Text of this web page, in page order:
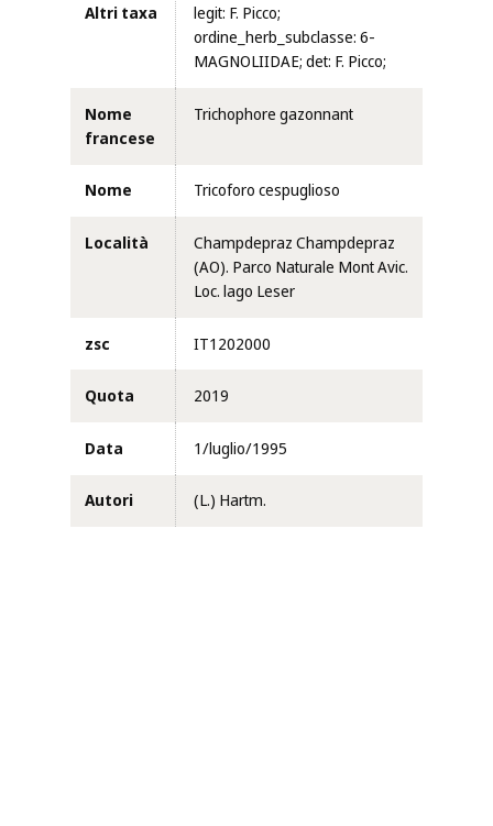
Altri taxa
legit: F. Picco;
ordine_herb_subclasse: 6-
MAGNOLIIDAE; det: F. Picco;
Nome
francese
Trichophore gazonnant
Nome Tricoforo cespuglioso
Località
Champdepraz Champdepraz
(AO). Parco Naturale Mont Avic.
Loc. lago Leser
zsc IT1202000
Quota 2019
Data 1/luglio/1995
Autori (L.) Hartm.